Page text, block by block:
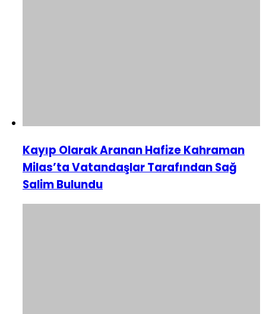
Kayıp Olarak Aranan Hafize Kahraman
Milas’ta Vatandaşlar Tarafından Sağ
Salim Bulundu